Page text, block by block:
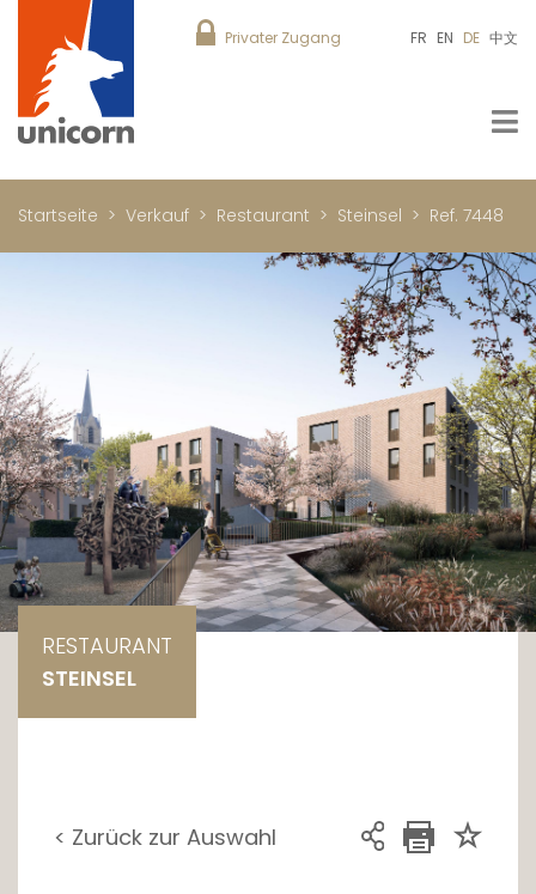
Privater Zugang FR EN DE 中文
Startseite Verkauf Restaurant Steinsel Ref. 7448
RESTAURANT
STEINSEL
< Zurück zur Auswahl